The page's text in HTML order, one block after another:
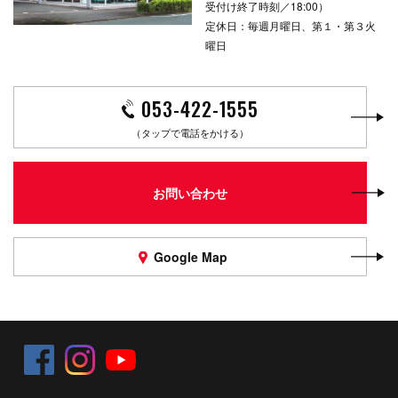
受付け終了時刻／18:00）
定休日：毎週月曜日、第１・第３火
曜日
053-422-1555
（タップで電話をかける）
お問い合わせ
Google Map